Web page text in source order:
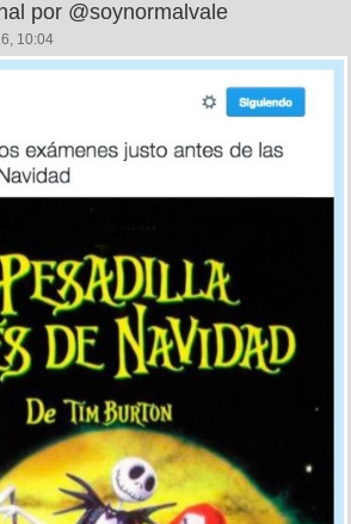
por @soynormalvale
10:04